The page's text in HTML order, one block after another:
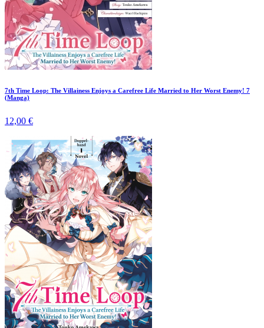
7th Time Loop: The Villainess Enjoys a Carefree Life Married to Her Worst Enemy! 7
(Manga)
12,00 €